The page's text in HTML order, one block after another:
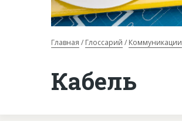
Главная Глоссарий Коммуникации
Кабель